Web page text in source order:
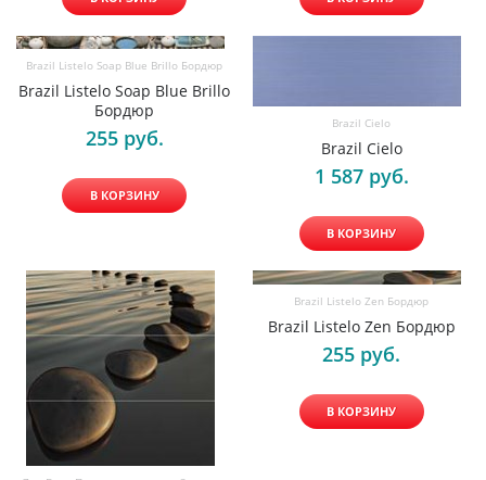
Brazil Listelo Soap Blue Brillo Бордюр
Brazil Listelo Soap Blue Brillo
Бордюр
255 руб.
В КОРЗИНУ
Brazil Cielo
Brazil Cielo
1 587 руб.
В КОРЗИНУ
Brazil Listelo Zen Бордюр
Brazil Listelo Zen Бордюр
255 руб.
В КОРЗИНУ